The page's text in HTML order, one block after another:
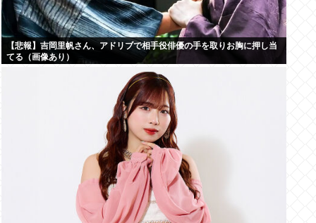
【悲報】吉岡里帆さん、アドリブで相手役俳優の手を取りお胸に押し当
てる（画像あり）